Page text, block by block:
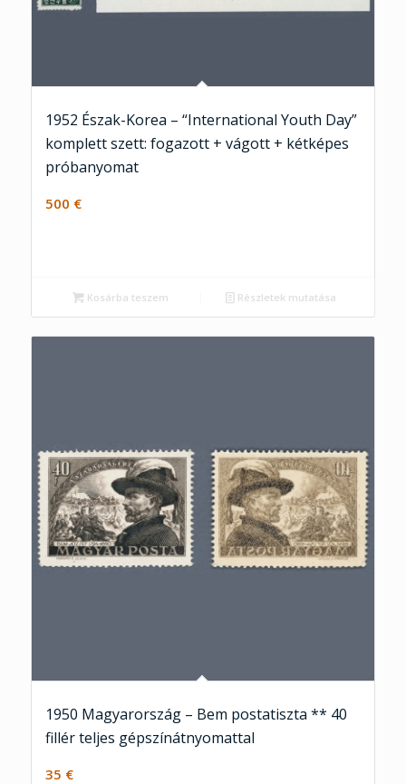
1952 Észak-Korea – “International Youth Day”
komplett szett: fogazott + vágott + kétképes
próbanyomat
500 €
Kosárba teszem Részletek mutatása
1950 Magyarország – Bem postatiszta ** 40
fillér teljes gépszínátnyomattal
35 €